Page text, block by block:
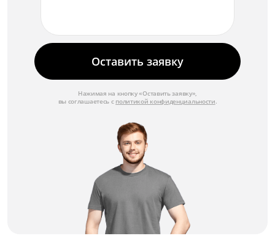
Замена батареи
от 3 500 ₽
Восстановление системы
Оставить заявку
Нажимая на кнопку «Оставить заявку»,
вы соглашаетесь с политикой конфиденциальности.